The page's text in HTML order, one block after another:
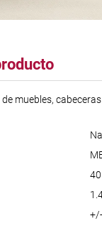
muebles,